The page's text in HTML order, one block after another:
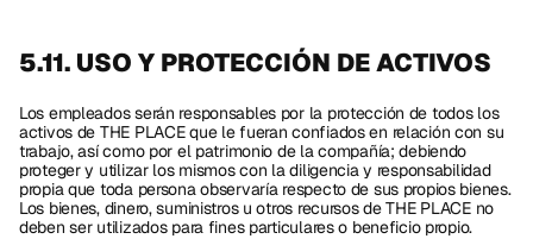
5.11. USO Y PROTECCIÓN DE ACTIVOS
Los empleados serán responsables por la protección de todos los
activos de THE PLACE que le fueran confiados en relación con su
trabajo, así como por el patrimonio de la compañía; debiendo
proteger y utilizar los mismos con la diligencia y responsabilidad
propia que toda persona observaría respecto de sus propios bienes.
Los bienes, dinero, suministros u otros recursos de THE PLACE no
deben ser utilizados para fines particulares o beneficio propio.